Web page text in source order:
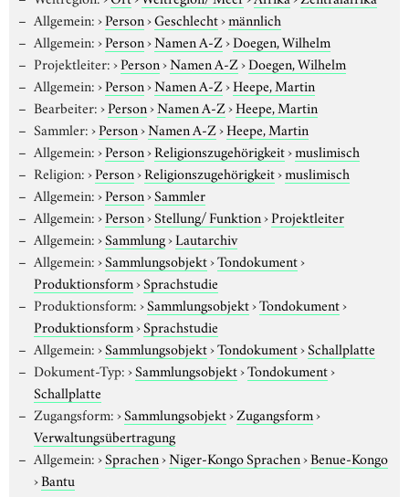
Allgemein:›Person›Geschlecht›männlich
Allgemein:›Person›Namen A-Z›Doegen, Wilhelm
Projektleiter:›Person›Namen A-Z›Doegen, Wilhelm
Allgemein:›Person›Namen A-Z›Heepe, Martin
Bearbeiter:›Person›Namen A-Z›Heepe, Martin
Sammler:›Person›Namen A-Z›Heepe, Martin
Allgemein:›Person›Religionszugehörigkeit›muslimisch
Religion:›Person›Religionszugehörigkeit›muslimisch
Allgemein:›Person›Sammler
Allgemein:›Person›Stellung/ Funktion›Projektleiter
Allgemein:›Sammlung›Lautarchiv
Allgemein:›Sammlungsobjekt›Tondokument›
Produktionsform›Sprachstudie
Produktionsform:›Sammlungsobjekt›Tondokument›
Produktionsform›Sprachstudie
Allgemein:›Sammlungsobjekt›Tondokument›Schallplatte
Dokument-Typ:›Sammlungsobjekt›Tondokument›
Schallplatte
Zugangsform:›Sammlungsobjekt›Zugangsform›
Verwaltungsübertragung
Allgemein:›Sprachen›Niger-Kongo Sprachen›Benue-Kongo
›Bantu